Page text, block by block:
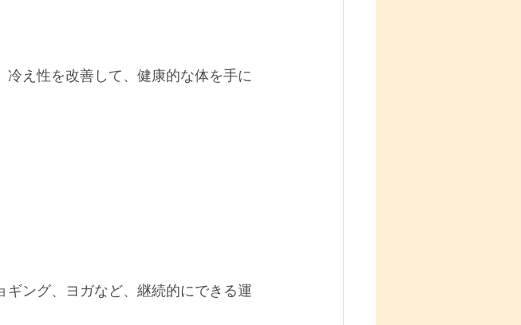
冷え性を改善して、健康的な体を手に
ギング、ヨガなど、継続的にできる運